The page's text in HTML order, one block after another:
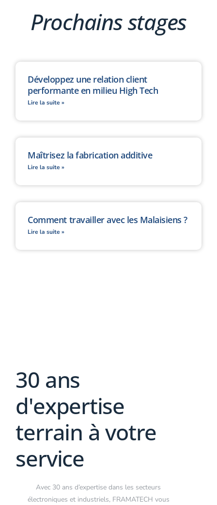
Prochains stages
Développez une relation client
performante en milieu High Tech
Lire la suite »
Maîtrisez la fabrication additive
Lire la suite »
Comment travailler avec les Malaisiens ?
Lire la suite »
30 ans
d'expertise
terrain à votre
service
Avec 30 ans d’expertise dans les secteurs
électroniques et industriels, FRAMATECH vous